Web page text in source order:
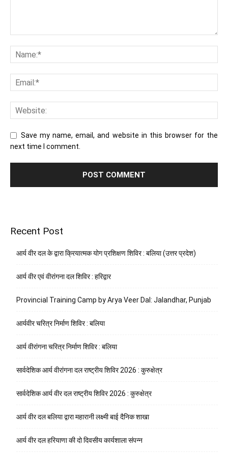
Save my name, email, and website in this browser for the
next time I comment.
Recent Post
आर्य वीर दल के द्वारा क्रियात्मक योग प्रशिक्षण शिविर : बलिया (उत्तर प्रदेश)
आर्य वीर एवं वीरांगना दल शिविर : हरिद्वार
Provincial Training Camp by Arya Veer Dal: Jalandhar, Punjab
आर्यवीर चरित्र निर्माण शिविर : बलिया
आर्य वीरांगना चरित्र निर्माण शिविर : बलिया
सार्वदेशिक आर्य वीरांगना दल राष्ट्रीय शिविर 2026 : कुरुक्षेत्र
सार्वदेशिक आर्य वीर दल राष्ट्रीय शिविर 2026 : कुरुक्षेत्र
आर्य वीर दल बलिया द्वारा महारानी लक्ष्मी बाई दैनिक शाखा
आर्य वीर दल हरियाणा की दो दिवसीय कार्यशाला संपन्न